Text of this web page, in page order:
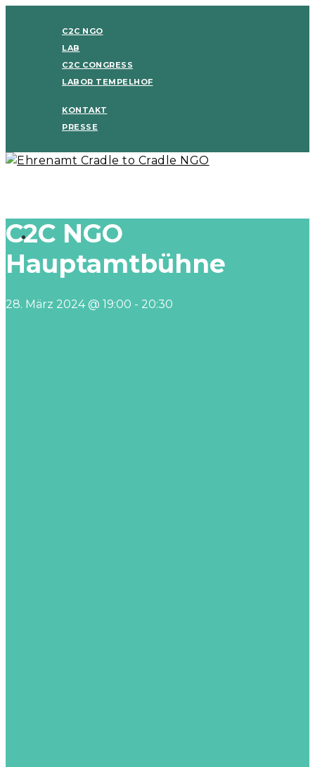
C2C NGO
LAB
C2C CONGRESS
LABOR TEMPELHOF
KONTAKT
PRESSE
C2C NGO
Hauptamtbühne
28. März 2024 @ 19:00 - 20:30